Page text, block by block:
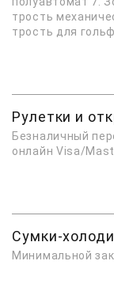
трость
трость для
Рулетки и
Безналичный
онлайн Visa/
Сумки-
Минимальной